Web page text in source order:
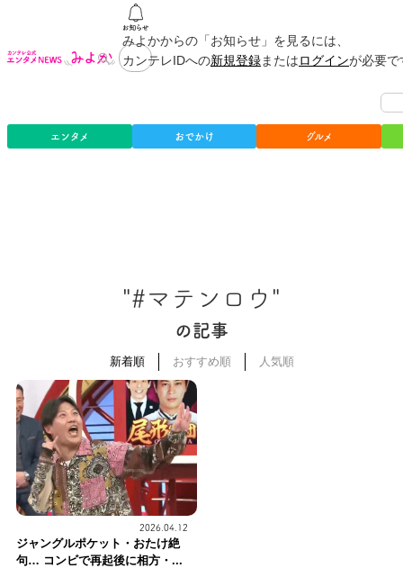
みよかからの「お知らせ」を見るには、
カンテレIDへの新規登録またはログインが必要
エンタメ おでかけ グルメ
"#マテンロウ"
の記事
新着順 おすすめ順 人気順
2026.04.12
ジャングルポケット・おたけ絶
句… コンビで再起後に相方・...